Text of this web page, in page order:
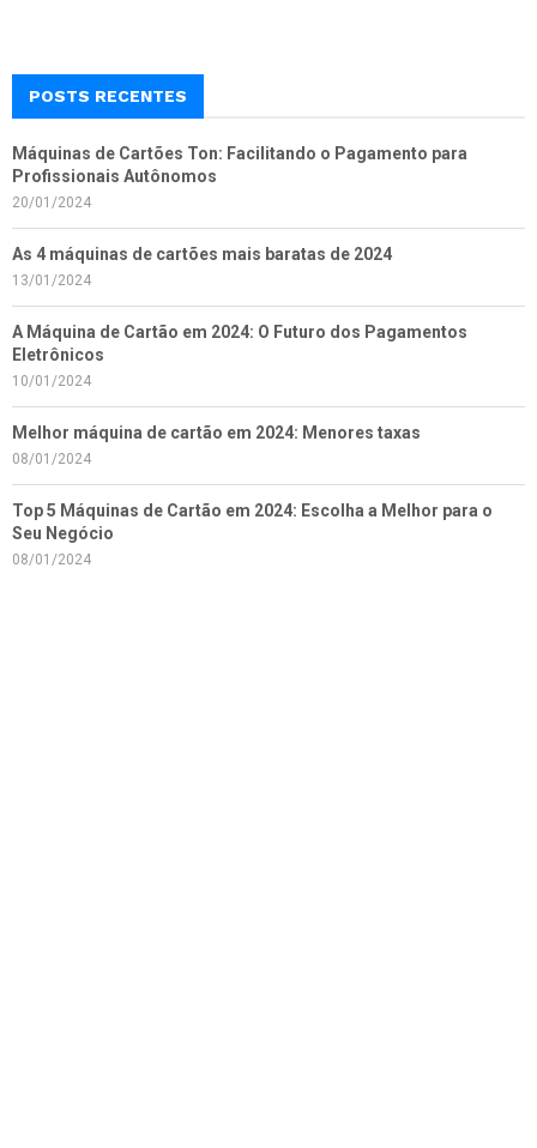
POSTS RECENTES
Máquinas de Cartões Ton: Facilitando o Pagamento para
Profissionais Autônomos
20/01/2024
As 4 máquinas de cartões mais baratas de 2024
13/01/2024
A Máquina de Cartão em 2024: O Futuro dos Pagamentos
Eletrônicos
10/01/2024
Melhor máquina de cartão em 2024: Menores taxas
08/01/2024
Top 5 Máquinas de Cartão em 2024: Escolha a Melhor para o
Seu Negócio
08/01/2024